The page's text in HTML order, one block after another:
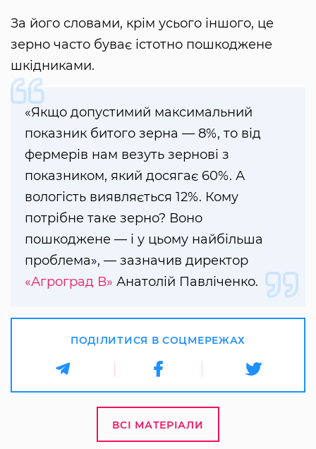
За його словами, крім усього іншого, це
зерно часто буває істотно пошкоджене
шкідниками.
«Якщо допустимий максимальний
показник битого зерна — 8%, то від
фермерів нам везуть зернові з
показником, який досягає 60%. А
вологість виявляється 12%. Кому
потрібне таке зерно? Воно
пошкоджене — і у цьому найбільша
проблема», — зазначив директор
«Агроград В» Анатолій Павліченко.
ПОДІЛИТИСЯ В СОЦМЕРЕЖАХ
ВСІ МАТЕРІАЛИ